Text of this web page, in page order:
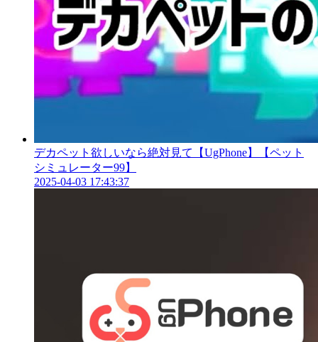
デカペット欲しいなら絶対見て【UgPhone】【ペット
シミュレーター99】
2025-04-03 17:43:37